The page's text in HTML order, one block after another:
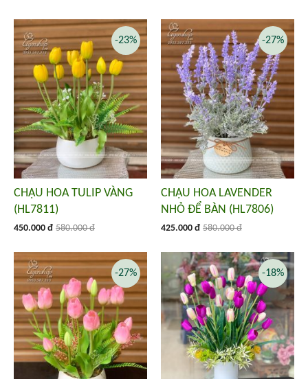
CHẬU HOA TULIP VÀNG
(HL7811)
450.000 đ 580.000 đ
-23%
CHẬU HOA LAVENDER
NHỎ ĐỂ BÀN (HL7806)
425.000 đ 580.000 đ
-27%
-27% -18%